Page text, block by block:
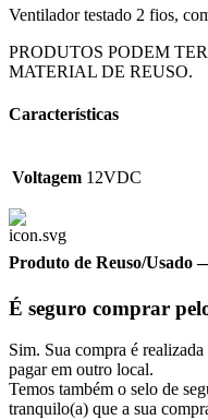
Ventilador testado 2 fios,
PRODUTOS PODEM
MATERIAL DE REUSO.
Características
Voltagem 12VDC
Produto de Reuso/Usado
É seguro comprar
Sim. Sua compra é
pagar em outro local.
Temos também o selo de
tranquilo(a) que a sua